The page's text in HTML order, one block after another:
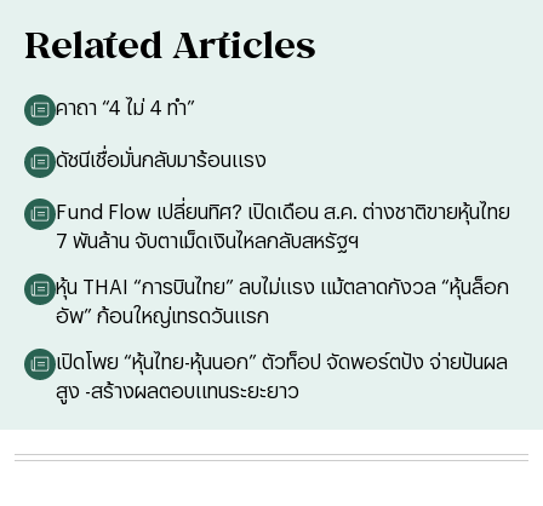
Related Articles
คาถา “4 ไม่ 4 ทำ”
ดัชนีเชื่อมั่นกลับมาร้อนแรง
Fund Flow เปลี่ยนทิศ? เปิดเดือน ส.ค. ต่างชาติขายหุ้นไทย
7 พันล้าน จับตาเม็ดเงินไหลกลับสหรัฐฯ
หุ้น THAI “การบินไทย” ลบไม่แรง แม้ตลาดกังวล “หุ้นล็อก
อัพ” ก้อนใหญ่เทรดวันแรก
เปิดโพย “หุ้นไทย-หุ้นนอก” ตัวท็อป จัดพอร์ตปัง จ่ายปันผล
สูง -สร้างผลตอบแทนระยะยาว